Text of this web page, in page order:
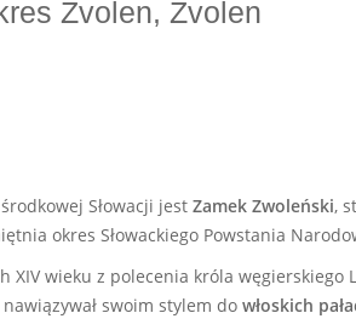
Zvolen, Zvolen
Słowacji jest Zamek Zwoleński,
okres Słowackiego Powstania
wieku z polecenia króla
swoim stylem do włoskich